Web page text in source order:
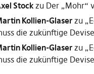
Stockzu Der „Mohr“
Kollien-Glaserzu
die zukünftige
Kollien-Glaserzu
die zukünftige